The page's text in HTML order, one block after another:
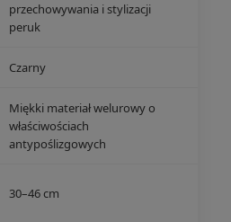
przechowywania i stylizacji
peruk
Czarny
Miękki materiał welurowy o
właściwościach
antypoślizgowych
30–46 cm